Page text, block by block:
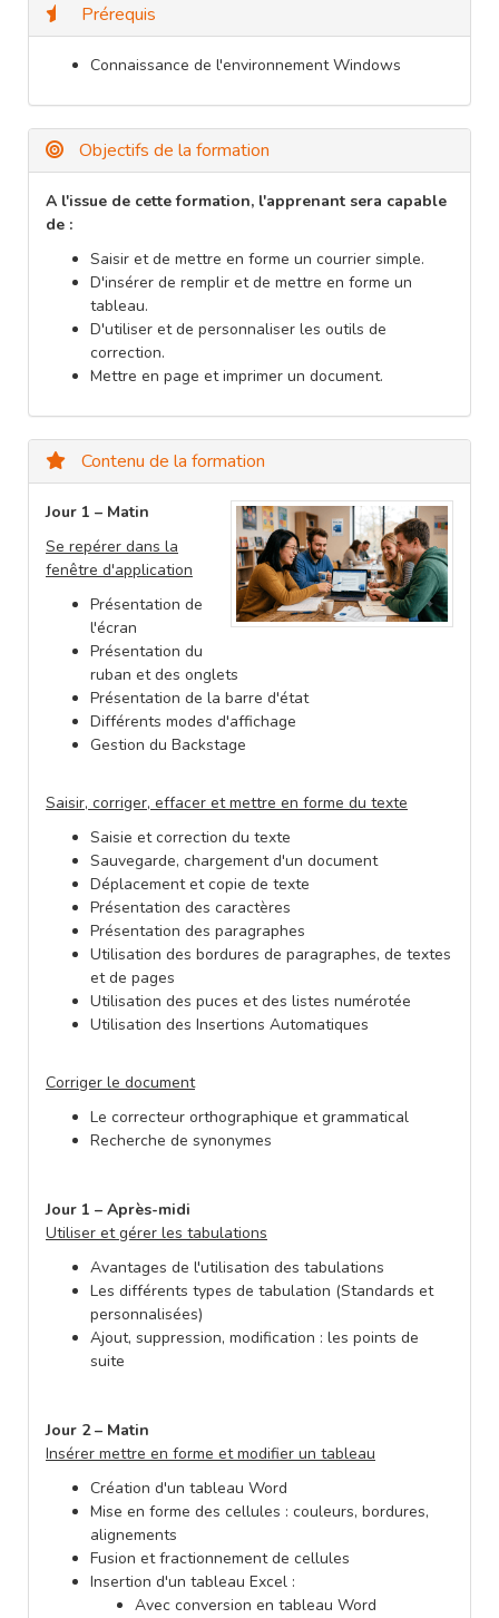
Prérequis
Connaissance de l'environnement Windows
Objectifs de la formation
A l'issue de cette formation, l'apprenant sera capable
de :
Saisir et de mettre en forme un courrier simple.
D'insérer de remplir et de mettre en forme un
tableau.
D'utiliser et de personnaliser les outils de
correction.
Mettre en page et imprimer un document.
Contenu de la formation
Jour 1 – Matin
Se repérer dans la
fenêtre d'application
Présentation de
l'écran
Présentation du
ruban et des onglets
Présentation de la barre d'état
Différents modes d'affichage
Gestion du Backstage
Saisir, corriger, effacer et mettre en forme du texte
Saisie et correction du texte
Sauvegarde, chargement d'un document
Déplacement et copie de texte
Présentation des caractères
Présentation des paragraphes
Utilisation des bordures de paragraphes, de textes
et de pages
Utilisation des puces et des listes numérotée
Utilisation des Insertions Automatiques
Corriger le document
Le correcteur orthographique et grammatical
Recherche de synonymes
Jour 1 – Après-midi
Utiliser et gérer les tabulations
Avantages de l'utilisation des tabulations
Les différents types de tabulation (Standards et
personnalisées)
Ajout, suppression, modification : les points de
suite
Jour 2 – Matin
Insérer mettre en forme et modifier un tableau
Création d'un tableau Word
Mise en forme des cellules : couleurs, bordures,
alignements
Fusion et fractionnement de cellules
Insertion d'un tableau Excel :
Avec conversion en tableau Word